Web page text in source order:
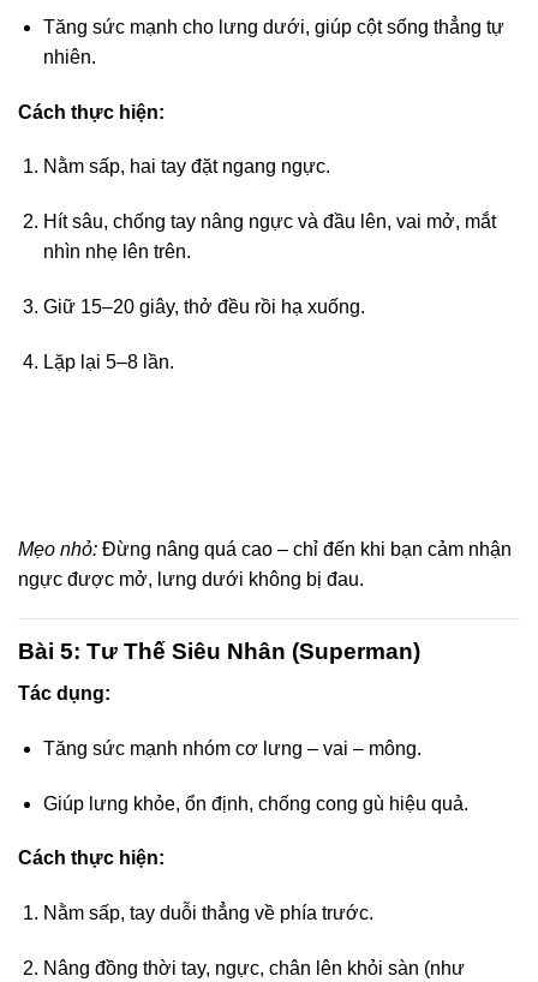
Tăng sức mạnh cho lưng dưới, giúp cột sống thẳng tự
nhiên.
Cách thực hiện:
Nằm sấp, hai tay đặt ngang ngực.
Hít sâu, chống tay nâng ngực và đầu lên, vai mở, mắt
nhìn nhẹ lên trên.
Giữ 15–20 giây, thở đều rồi hạ xuống.
Lặp lại 5–8 lần.
Mẹo nhỏ: Đừng nâng quá cao – chỉ đến khi bạn cảm nhận
ngực được mở, lưng dưới không bị đau.
Bài 5: Tư Thế Siêu Nhân (Superman)
Tác dụng:
Tăng sức mạnh nhóm cơ lưng – vai – mông.
Giúp lưng khỏe, ổn định, chống cong gù hiệu quả.
Cách thực hiện:
Nằm sấp, tay duỗi thẳng về phía trước.
Nâng đồng thời tay, ngực, chân lên khỏi sàn (như